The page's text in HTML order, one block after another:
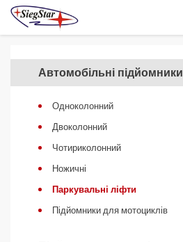
Автомобільні підйомники
Одноколонний
Двоколонний
Чотириколонний
Ножичні
Паркувальні ліфти
Підйомники для мотоциклів